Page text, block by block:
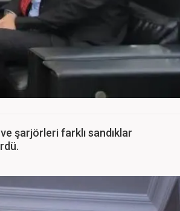
şarjörleri farklı sandıklar